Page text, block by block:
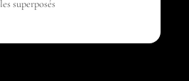
superposés